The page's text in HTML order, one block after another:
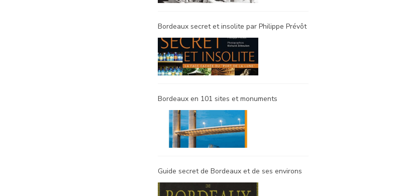
Bordeaux secret et insolite par Philippe Prévôt
Bordeaux en 101 sites et monuments
Guide secret de Bordeaux et de ses environs